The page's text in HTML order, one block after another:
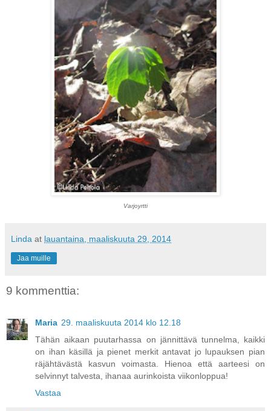
Varjoyrtti
Linda at lauantaina, maaliskuuta 29, 2014
Jaa muille
9 kommenttia:
Maria 29. maaliskuuta 2014 klo 12.18
Tähän aikaan puutarhassa on jännittävä tunnelma, kaikki
on ihan käsillä ja pienet merkit antavat jo lupauksen pian
räjähtävästä kasvun voimasta. Hienoa että aarteesi on
selvinnyt talvesta, ihanaa aurinkoista viikonloppua!
Vastaa